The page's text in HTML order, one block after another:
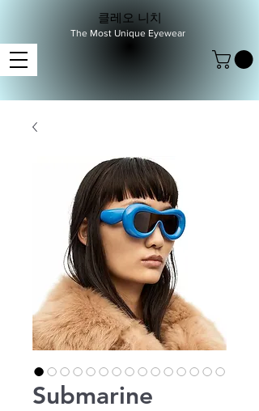
클레오 니치
The Most Unique Eyewear
Submarine